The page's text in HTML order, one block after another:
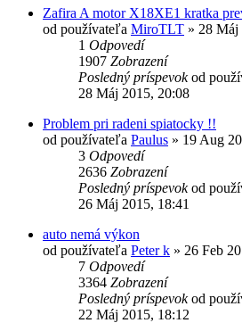
Zafira A motor X18XE1 kratka
od používateľa MiroTLT » 28 Máj
1 Odpovedí
1907 Zobrazení
Posledný príspevokod
28 Máj 2015, 20:08
Problem pri radeni spiatocky !!
od používateľa Paulus » 19 Aug
3 Odpovedí
2636 Zobrazení
Posledný príspevokod
26 Máj 2015, 18:41
auto nemá výkon
od používateľa Peter k » 26 Feb
7 Odpovedí
3364 Zobrazení
Posledný príspevokod
22 Máj 2015, 18:12